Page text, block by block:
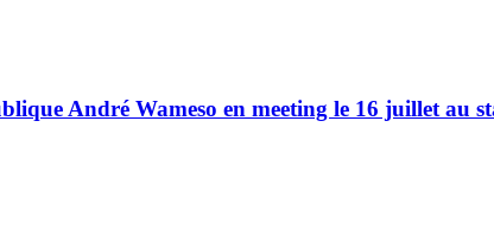
André Wameso en meeting le 16 juillet au